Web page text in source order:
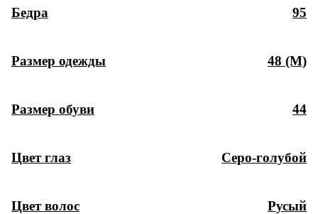
Бедра 95
Размер одежды 48 (M)
Размер обуви 44
Цвет глаз Серо-голубой
Цвет волос Русый